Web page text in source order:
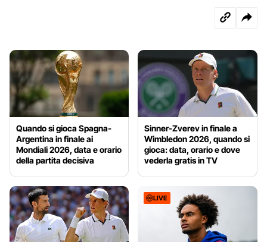
Quando si gioca Spagna-
Argentina in finale ai
Mondiali 2026, data e orario
della partita decisiva
Sinner-Zverev in finale a
Wimbledon 2026, quando si
gioca: data, orario e dove
vederla gratis in TV
LIVE